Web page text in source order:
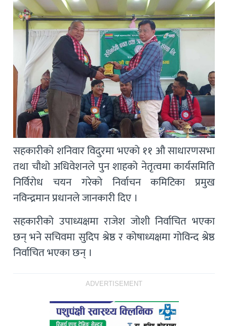
सहकारीको शनिवार विदुरमा भएको ११ औ साधारणसभा
तथा चौथो अधिवेशनले पुन शाहको नेतृत्वमा कार्यसमिति
निर्विरोध चयन गरेको निर्वाचन कमिटिका प्रमुख
नविन्द्रमान प्रधानले जानकारी दिए ।
सहकारीको उपाध्यक्षमा राजेश जोशी निर्वाचित भएका
छन् भने सचिवमा सुदिप श्रेष्ठ र कोषाध्यक्षमा गोविन्द श्रेष्ठ
निर्वाचित भएका छन् ।
ADVERTISEMENT